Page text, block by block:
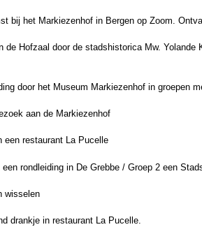
bij het Markiezenhof in Bergen op Zoom.
de Hofzaal door de stadshistorica Mw.
door het Museum Markiezenhof in groepen
aan de Markiezenhof
een restaurant La Pucelle
een rondleiding in De Grebbe / Groep 2 een
wisselen
drankje in restaurant La Pucelle.